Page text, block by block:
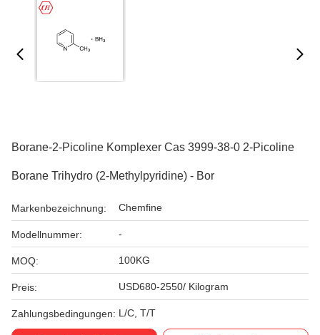
Borane-2-Picoline Komplexer Cas 3999-38-0 2-Picoline
Borane Trihydro (2-Methylpyridine) - Bor
Markenbezeichnung: Chemfine
Modellnummer: -
MOQ: 100KG
Preis: USD680-2550/ Kilogram
Zahlungsbedingungen: L/C, T/T